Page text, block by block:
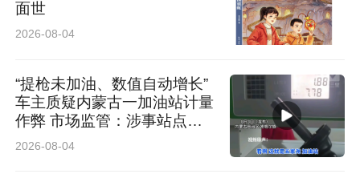
面世
2026-08-04
“提枪未加油、数值自动增长”
车主质疑内蒙古一加油站计量
作弊 市场监管：涉事站点停
业 加油机封存送检
2026-08-04